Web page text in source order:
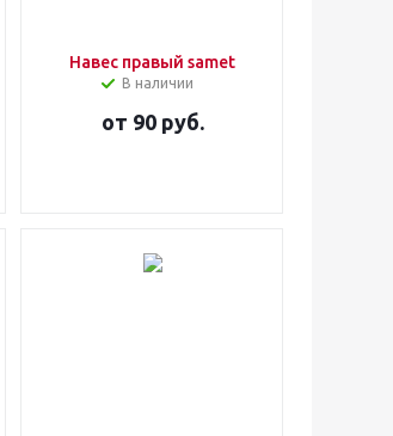
Навес правый samet
В наличии
от 90 руб.